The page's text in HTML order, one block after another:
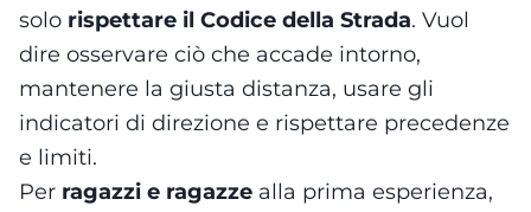
solo rispettare il Codice della Strada. Vuol
dire osservare ciò che accade intorno,
mantenere la giusta distanza, usare gli
indicatori di direzione e rispettare precedenze
e limiti.
Per ragazzi e ragazze alla prima esperienza,